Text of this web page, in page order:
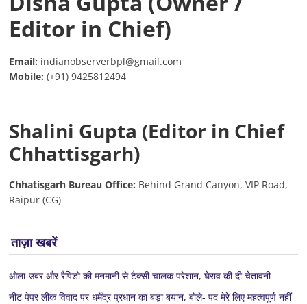
Editor in Chief)
Email: indianobserverbpl@gmail.com
Mobile: (+91) 9425812494
Shalini Gupta (Editor in Chief
Chhattisgarh)
Chhatisgarh Bureau Office: Behind Grand Canyon, VIP Road,
Raipur (CG)
ताज़ा खबरें
ओला-उबर और रैपिडो की मनमानी से टैक्सी चालक परेशान, घेराव की दी चेतावनी
नीट पेपर लीक विवाद पर धर्मेंद्र प्रधान का बड़ा बयान, बोले- पद मेरे लिए महत्वपूर्ण नहीं